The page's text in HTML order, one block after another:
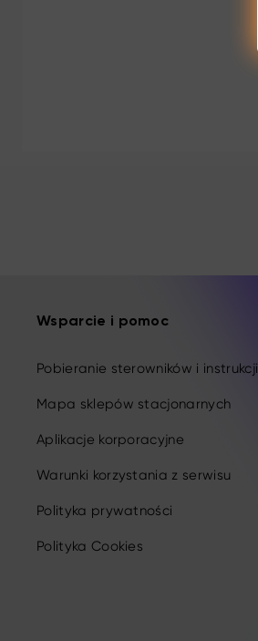
Wsparcie i pomoc
Pobieranie sterowników i instrukcji
Mapa sklepów stacjonarnych
Aplikacje korporacyjne
Warunki korzystania z serwisu
Polityka prywatności
Polityka Cookies